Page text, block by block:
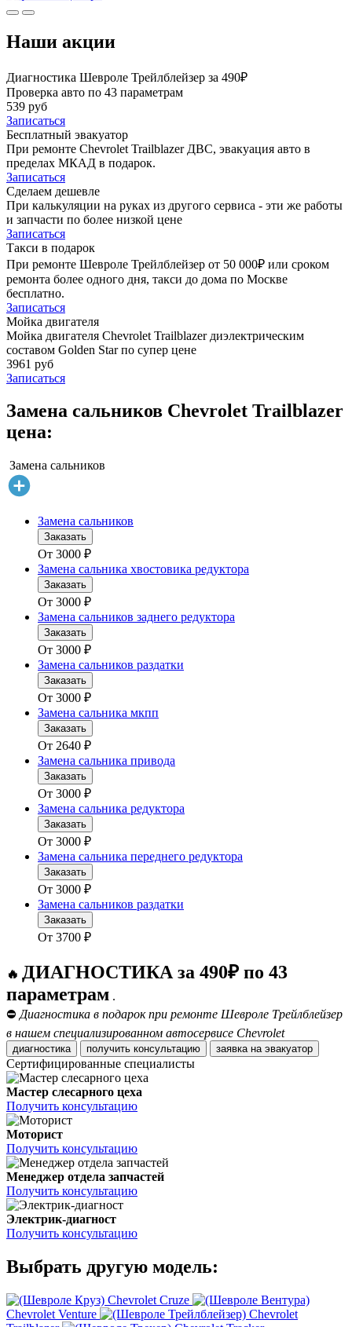
Наши акции
Диагностика Шевроле Трейлблейзер за 490₽
Проверка авто по 43 параметрам
539 руб
Записаться
Бесплатный эвакуатор
При ремонте Chevrolet Trailblazer ДВС, эвакуация авто в
пределах МКАД в подарок.
Записаться
Сделаем дешевле
При калькуляции на руках из другого сервиса - эти же работы
и запчасти по более низкой цене
Записаться
Такси в подарок
При ремонте Шевроле Трейлблейзер от 50 000₽ или сроком
ремонта более одного дня, такси до дома по Москве
бесплатно.
Записаться
Мойка двигателя
Мойка двигателя Chevrolet Trailblazer диэлектрическим
составом Golden Star по супер цене
3961 руб
Записаться
Замена сальников Chevrolet Trailblazer
цена:
Замена сальников
Замена сальников
Заказать
От 3000 ₽
Замена сальника хвостовика редуктора
Заказать
От 3000 ₽
Замена сальников заднего редуктора
Заказать
От 3000 ₽
Замена сальников раздатки
Заказать
От 3000 ₽
Замена сальника мкпп
Заказать
От 2640 ₽
Замена сальника привода
Заказать
От 3000 ₽
Замена сальника редуктора
Заказать
От 3000 ₽
Замена сальника переднего редуктора
Заказать
От 3000 ₽
Замена сальников раздатки
Заказать
От 3700 ₽
🔥 ДИАГНОСТИКА за 490₽ по 43
параметрам .
⛔ Диагностика в подарок при ремонте Шевроле Трейлблейзер
в нашем специализированном автосервисе Chevrolet
диагностика получить консультацию заявка на эвакуатор
Сертифицированные специалисты
Мастер слесарного цеха
Получить консультацию
Моторист
Получить консультацию
Менеджер отдела запчастей
Получить консультацию
Электрик-диагност
Получить консультацию
Выбрать другую модель:
Chevrolet Cruze
Chevrolet Venture
Chevrolet